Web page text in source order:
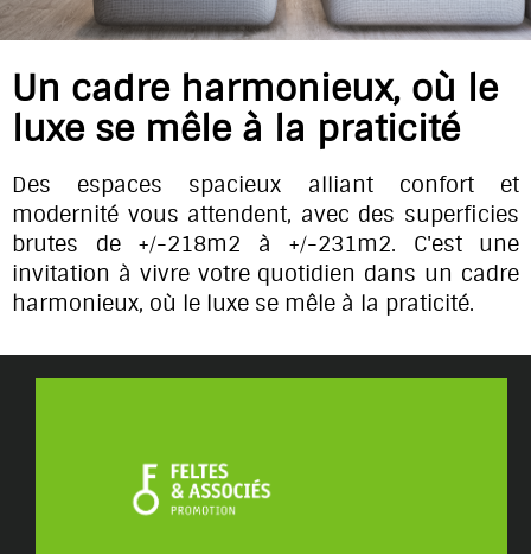
Un cadre harmonieux, où le
luxe se mêle à la praticité
Des espaces spacieux alliant confort et
modernité vous attendent, avec des superficies
brutes de +/-218m2 à +/-231m2. C'est une
invitation à vivre votre quotidien dans un cadre
harmonieux, où le luxe se mêle à la praticité.